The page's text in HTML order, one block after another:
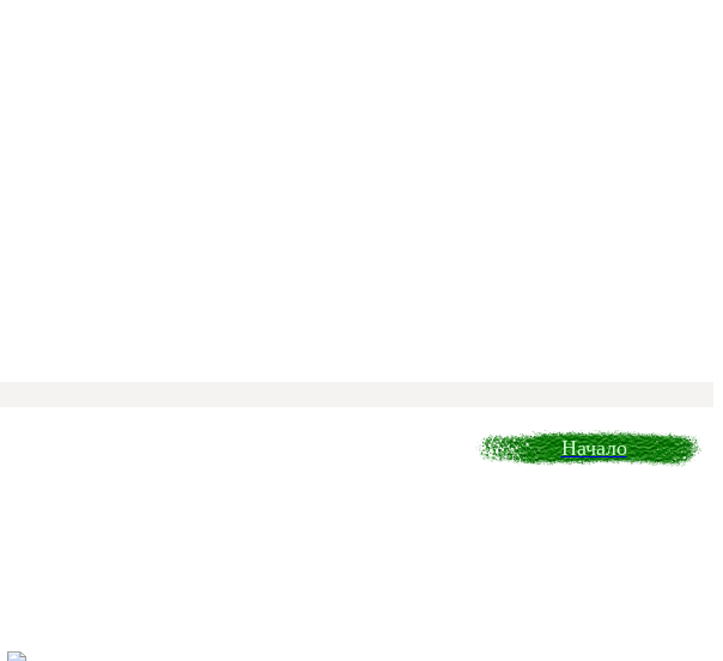
Начало